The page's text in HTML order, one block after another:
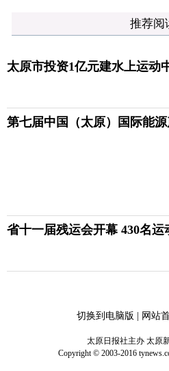
推荐阅
太原市投资1亿元建水上运动
第七届中国（太原）国际能
省十一届残运会开幕 430名
切换到电脑版 | 网站
太原日报社主办 太原
Copyright © 2003-2016